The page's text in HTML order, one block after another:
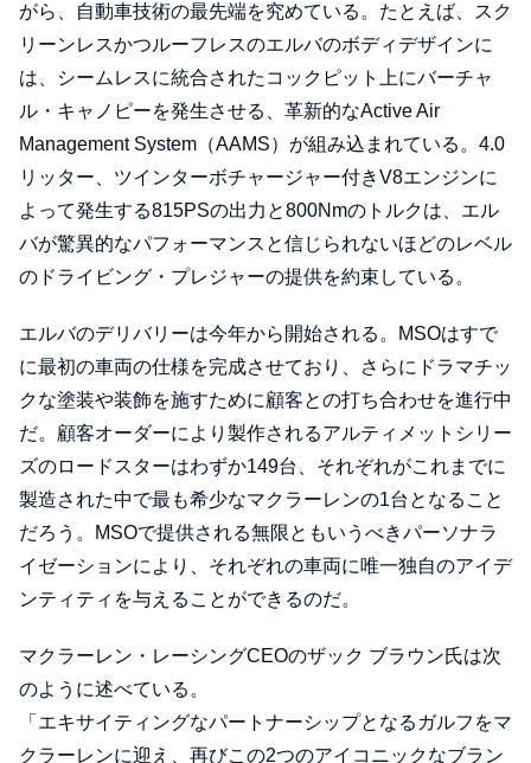
がら、自動車技術の最先端を究めている。たとえば、スク
リーンレスかつルーフレスのエルバのボディデザインに
は、シームレスに統合されたコックピット上にバーチャ
ル・キャノピーを発生させる、革新的なActive Air
Management System（AAMS）が組み込まれている。4.0
リッター、ツインターボチャージャー付きV8エンジンに
よって発生する815PSの出力と800Nmのトルクは、エル
バが驚異的なパフォーマンスと信じられないほどのレベル
のドライビング・プレジャーの提供を約束している。
エルバのデリバリーは今年から開始される。MSOはすで
に最初の車両の仕様を完成させており、さらにドラマチッ
クな塗装や装飾を施すために顧客との打ち合わせを進行中
だ。顧客オーダーにより製作されるアルティメットシリー
ズのロードスターはわずか149台、それぞれがこれまでに
製造された中で最も希少なマクラーレンの1台となること
だろう。MSOで提供される無限ともいうべきパーソナラ
イゼーションにより、それぞれの車両に唯一独自のアイデ
ンティティを与えることができるのだ。
マクラーレン・レーシングCEOのザック ブラウン氏は次
のように述べている。
「エキサイティングなパートナーシップとなるガルフをマ
クラーレンに迎え、再びこの2つのアイコニックなブラン